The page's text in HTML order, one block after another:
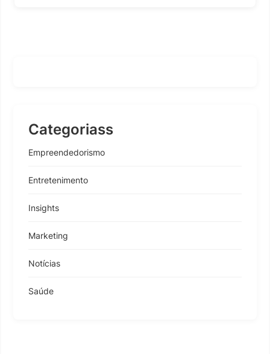
Categoriass
Empreendedorismo
Entretenimento
Insights
Marketing
Notícias
Saúde